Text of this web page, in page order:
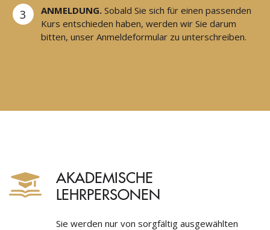
3 ANMELDUNG. Sobald Sie sich für einen passenden
Kurs entschieden haben, werden wir Sie darum
bitten, unser Anmeldeformular zu unterschreiben.
AKADEMISCHE
LEHRPERSONEN
Sie werden nur von sorgfältig ausgewählten